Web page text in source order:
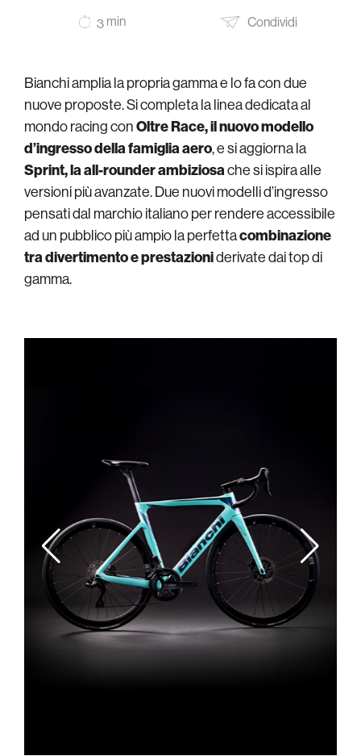
3 min Condividi
Bianchi amplia la propria gamma e lo fa con due
nuove proposte. Si completa la linea dedicata al
mondo racing conOltre Race, il nuovo modello
d’ingresso della famiglia aero, e si aggiorna la
Sprint, la all-rounder ambiziosache si ispira alle
versioni più avanzate. Due nuovi modelli d’ingresso
pensati dal marchio italiano per rendere accessibile
ad un pubblico più ampio la perfettacombinazione
tra divertimento e prestazioniderivate dai top di
gamma.